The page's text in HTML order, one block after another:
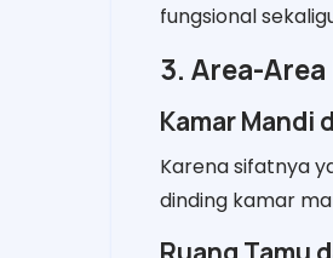
fungsional
3. Area-
Kamar Mandi
Karena sifatnya
dinding kamar